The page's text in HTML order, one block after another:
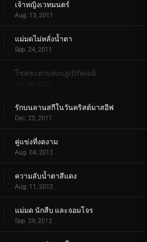
เจ้าหญิงเวทมนตร์
Aug. 13, 2011
แม่มดไม่หลั่งน้ำตา
Sep. 24, 2011
โชคชะตาแห่งบลูเบิร์ดเดย์
Oct. 29, 2011
รักบนลานสกีในวันคริสต์มาสอีฟ
Dec. 25, 2011
คู่แข่งที่งดงาม
Aug. 04, 2012
ความลับน้ำตาสีแดง
Aug. 11, 2012
แม่มด นักสืบ และจอมโจร
Sep. 29, 2012